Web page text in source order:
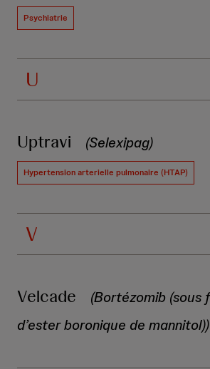
Psychiatrie
U
Uptravi (Selexipag)
Hypertension arterielle pulmonaire (HTAP)
V
Velcade
(Bortézomib (sous
d’ester boronique de mannitol))